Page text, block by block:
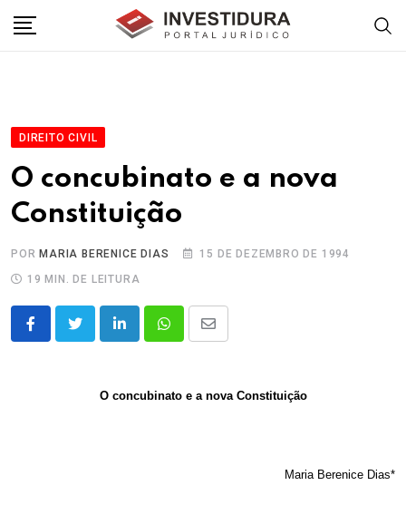
DIREITO CIVIL
O concubinato e a nova
Constituição
POR MARIA BERENICE DIAS
15 DE DEZEMBRO DE 1994
19 MIN. DE LEITURA
LinkedInWhatsappShare
O concubinato e a nova Constituição
Maria Berenice Dias*